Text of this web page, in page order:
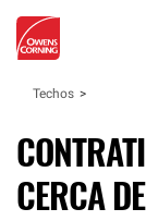
Techos
CERCA